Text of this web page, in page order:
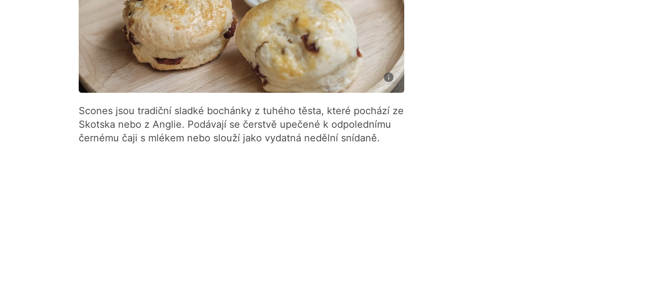
Scones jsou tradiční sladké bochánky z tuhého těsta, které pochází ze
Skotska nebo z Anglie. Podávají se čerstvě upečené k odpolednímu
černému čaji s mlékem nebo slouží jako vydatná nedělní snídaně.